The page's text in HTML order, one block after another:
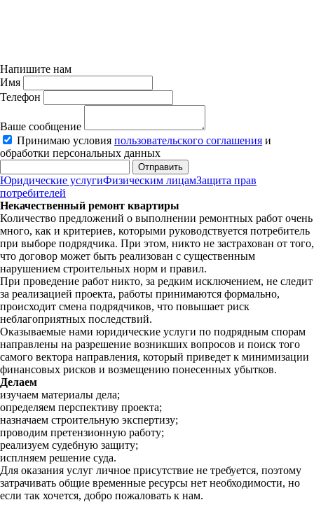
Напишите нам
Имя
Телефон
Ваше сообщение
Принимаю условия пользовательского соглашения и
обработки персональных данных
Отправить
Юридические услугиФизическим лицамЗащита прав
потребителей
Некачественный ремонт квартиры
Количество предложений о выполнении ремонтных работ очень
много, как и критериев, которыми руководствуется потребитель
при выборе подрядчика. При этом, никто не застрахован от того,
что договор может быть реализован с существенным
нарушением строительных норм и правил.
При проведение работ никто, за редким исключением, не следит
за реализацией проекта, работы принимаются формально,
происходит смена подрядчиков, что повышает риск
неблагоприятных последствий.
Оказываемые нами юридические услуги по подрядным спорам
направлены на разрешение возникших вопросов и поиск того
самого вектора направления, который приведет к минимизации
финансовых рисков и возмещению понесенных убытков.
Делаем
изучаем материалы дела;
определяем перспективу проекта;
назначаем строительную экспертизу;
проводим претензионную работу;
реализуем судебную защиту;
исплняем решение суда.
Для оказания услуг личное присутствие не требуется, поэтому
затрачивать общие временные ресурсы нет необходимости, но
если так хочется, добро пожаловать к нам.